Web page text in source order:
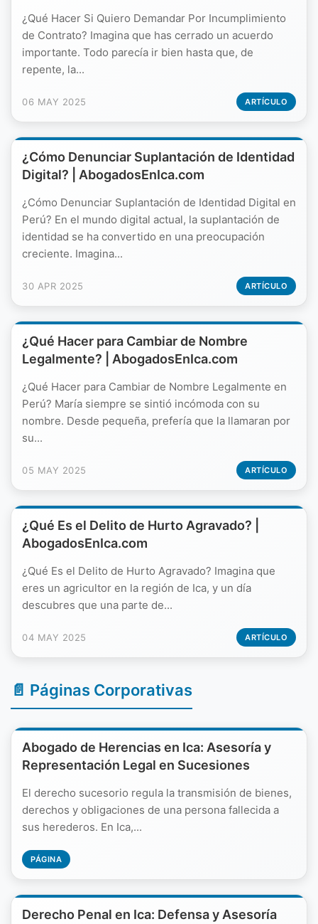
¿Qué Hacer Si Quiero Demandar Por Incumplimiento
de Contrato? Imagina que has cerrado un acuerdo
importante. Todo parecía ir bien hasta que, de
repente, la...
06 MAY 2025 ARTÍCULO
¿Cómo Denunciar Suplantación de Identidad
Digital? | AbogadosEnIca.com
¿Cómo Denunciar Suplantación de Identidad Digital en
Perú? En el mundo digital actual, la suplantación de
identidad se ha convertido en una preocupación
creciente. Imagina...
30 APR 2025 ARTÍCULO
¿Qué Hacer para Cambiar de Nombre
Legalmente? | AbogadosEnIca.com
¿Qué Hacer para Cambiar de Nombre Legalmente en
Perú? María siempre se sintió incómoda con su
nombre. Desde pequeña, prefería que la llamaran por
su...
05 MAY 2025 ARTÍCULO
¿Qué Es el Delito de Hurto Agravado? |
AbogadosEnIca.com
¿Qué Es el Delito de Hurto Agravado? Imagina que
eres un agricultor en la región de Ica, y un día
descubres que una parte de...
04 MAY 2025 ARTÍCULO
📄 Páginas Corporativas
Abogado de Herencias en Ica: Asesoría y
Representación Legal en Sucesiones
El derecho sucesorio regula la transmisión de bienes,
derechos y obligaciones de una persona fallecida a
sus herederos. En Ica,...
PÁGINA
Derecho Penal en Ica: Defensa y Asesoría